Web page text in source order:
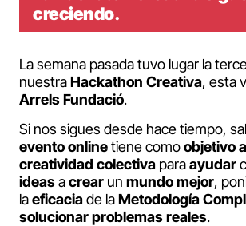
creciendo.
La semana pasada tuvo lugar la
nuestraHackathon Creativa, esta
Arrels Fundació.
Si nos sigues desde hace tiempo,
evento onlinetiene comoobjetivo
creatividad colectiva paraayudar
ideasacrear un mundo mejor,
laeficaciade laMetodología
solucionarproblemas reales.